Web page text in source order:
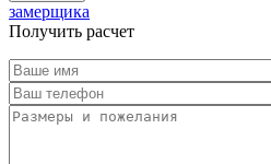
замерщика
Получить расчет